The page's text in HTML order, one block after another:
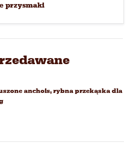
przysmaki
anchois, rybna przekąska dla